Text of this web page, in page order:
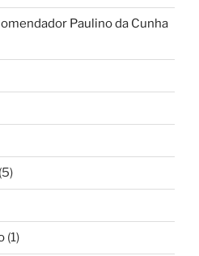
Paulino da Cunha
(5)
(1)